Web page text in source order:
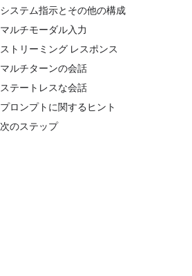
システム指示とその他の構成
マルチモーダル入力
ストリーミング レスポンス
マルチターンの会話
ステートレスな会話
プロンプトに関するヒント
次のステップ